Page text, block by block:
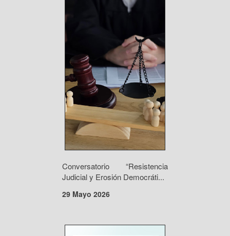
Conversatorio “Resistencia
Judicial y Erosión Democráti...
29 Mayo 2026